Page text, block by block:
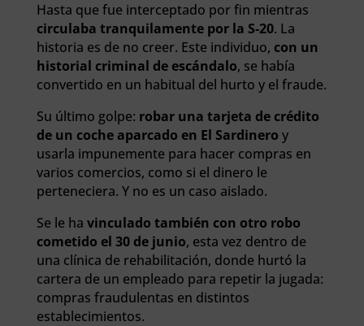
Hasta que fue interceptado por fin mientras
circulaba tranquilamente por la S-20. La
historia es de no creer. Este individuo, con un
historial criminal de escándalo, se había
convertido en un habitual del hurto y el fraude.
Su último golpe: robar una tarjeta de crédito
de un coche aparcado en El Sardinero y
usarla impunemente para hacer compras en
varios comercios, como si el dinero le
perteneciera. Y no es un caso aislado.
Se le ha vinculado también con otro robo
cometido el 30 de junio, esta vez dentro de
una clínica de rehabilitación, donde hurtó la
cartera de un empleado para repetir la jugada:
compras fraudulentas en distintos
establecimientos.